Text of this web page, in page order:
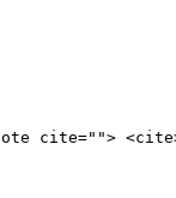
cite=""> <cite>